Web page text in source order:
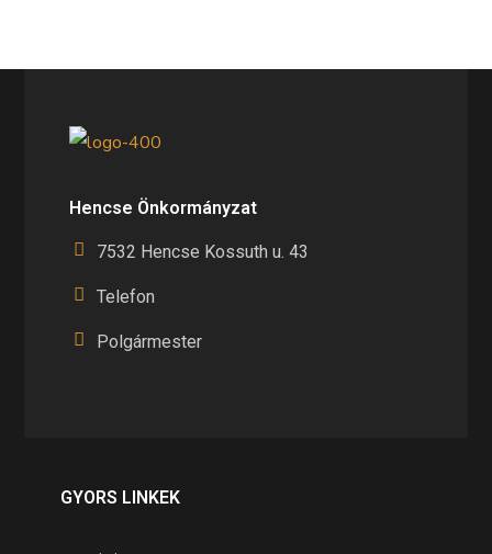
Hencse Önkormányzat
7532 Hencse Kossuth u. 43
Telefon
Polgármester
GYORS LINKEK